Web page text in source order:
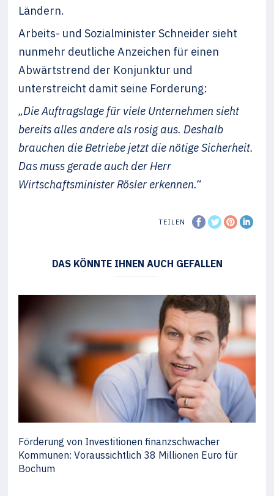
Ländern.
Arbeits- und Sozialminister Schneider sieht
nunmehr deut­liche Anzeichen für einen
Abwärtstrend der Konjunktur und
unterstreicht damit seine Forderung:
„Die Auftrags­lage für viele Unternehmen sieht
bereits alles andere als rosig aus. Deshalb
brauchen die Betriebe jetzt die nötige Sicherheit.
Das muss gerade auch der Herr
Wirtschaftsminister Rösler erkennen.“
TEILEN
DAS KÖNNTE IHNEN AUCH GEFALLEN
Förderung von Investitionen finanzschwacher
Kommunen: Voraussichtlich 38 Millionen Euro für
Bochum